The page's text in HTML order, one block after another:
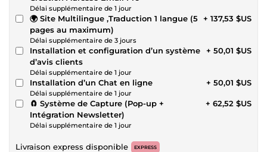
Délai supplémentaire de 1 jour
🌍 Site Multilingue ,Traduction 1 langue (5
pages au maximum)
Délai supplémentaire de 3 jours
+ 137,53 $US
Installation et configuration d’un système
d’avis clients
Délai supplémentaire de 1 jour
+ 50,01 $US
Installation d’un Chat en ligne
Délai supplémentaire de 1 jour
+ 50,01 $US
🧲 Système de Capture (Pop-up +
Intégration Newsletter)
Délai supplémentaire de 1 jour
+ 62,52 $US
Livraison express disponible EXPRESS